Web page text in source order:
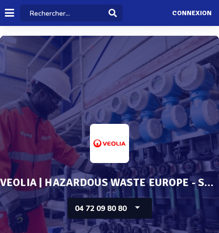
CONNEXION
VEOLIA | HAZARDOUS WASTE EUROPE - SERVICES & TECHN
04 72 09 80 80